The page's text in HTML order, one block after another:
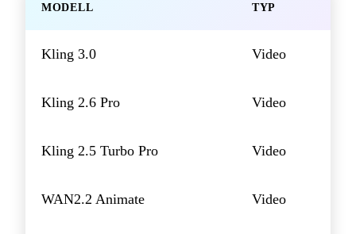
MODELL TYP
Kling 3.0 Video
Kling 2.6 Pro Video
Kling 2.5 Turbo Pro Video
WAN2.2 Animate Video